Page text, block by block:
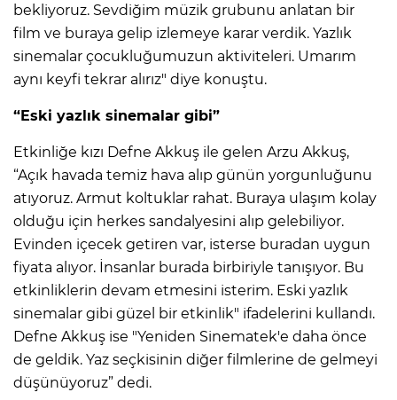
bekliyoruz. Sevdiğim müzik grubunu anlatan bir
film ve buraya gelip izlemeye karar verdik. Yazlık
sinemalar çocukluğumuzun aktiviteleri. Umarım
aynı keyfi tekrar alırız" diye konuştu.
“Eski yazlık sinemalar gibi”
Etkinliğe kızı Defne Akkuş ile gelen Arzu Akkuş,
“Açık havada temiz hava alıp günün yorgunluğunu
atıyoruz. Armut koltuklar rahat. Buraya ulaşım kolay
olduğu için herkes sandalyesini alıp gelebiliyor.
Evinden içecek getiren var, isterse buradan uygun
fiyata alıyor. İnsanlar burada birbiriyle tanışıyor. Bu
etkinliklerin devam etmesini isterim. Eski yazlık
sinemalar gibi güzel bir etkinlik" ifadelerini kullandı.
Defne Akkuş ise "Yeniden Sinematek'e daha önce
de geldik. Yaz seçkisinin diğer filmlerine de gelmeyi
düşünüyoruz” dedi.